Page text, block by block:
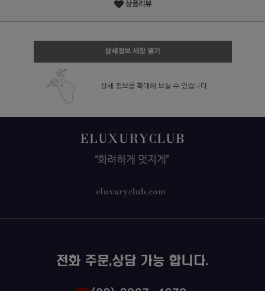
상품리뷰
상세정보 새창 열기
상세 정보를 확대해 보실 수 있습니다.